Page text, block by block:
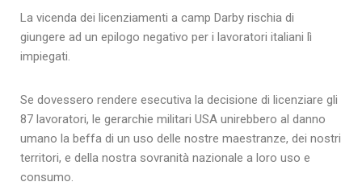
La vicenda dei licenziamenti a camp Darby rischia di
giungere ad un epilogo negativo per i lavoratori italiani lì
impiegati.
Se dovessero rendere esecutiva la decisione di licenziare gli
87 lavoratori, le gerarchie militari USA unirebbero al danno
umano la beffa di un uso delle nostre maestranze, dei nostri
territori, e della nostra sovranità nazionale a loro uso e
consumo.